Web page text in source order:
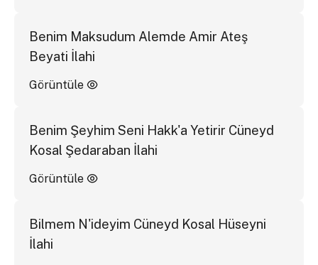
Benim Maksudum Alemde Amir Ateş
Beyati İlahi
Görüntüle
Benim Şeyhim Seni Hakk'a Yetirir Cüneyd
Kosal Şedaraban İlahi
Görüntüle
Bilmem N'ideyim Cüneyd Kosal Hüseyni
İlahi